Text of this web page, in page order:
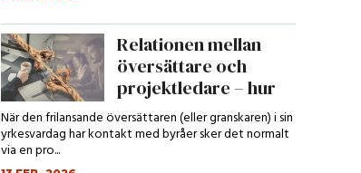
Relationen mellan
översättare och
projektledare – hur
ser den ut?...
När den frilansande översättaren (eller granskaren) i sin
yrkesvardag har kontakt med byråer sker det normalt
via en pro...